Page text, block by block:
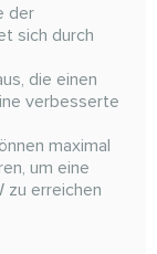
der
sich durch
die einen
verbesserte
maximal
um eine
erreichen